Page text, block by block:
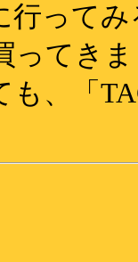
行って
ってき
も、「